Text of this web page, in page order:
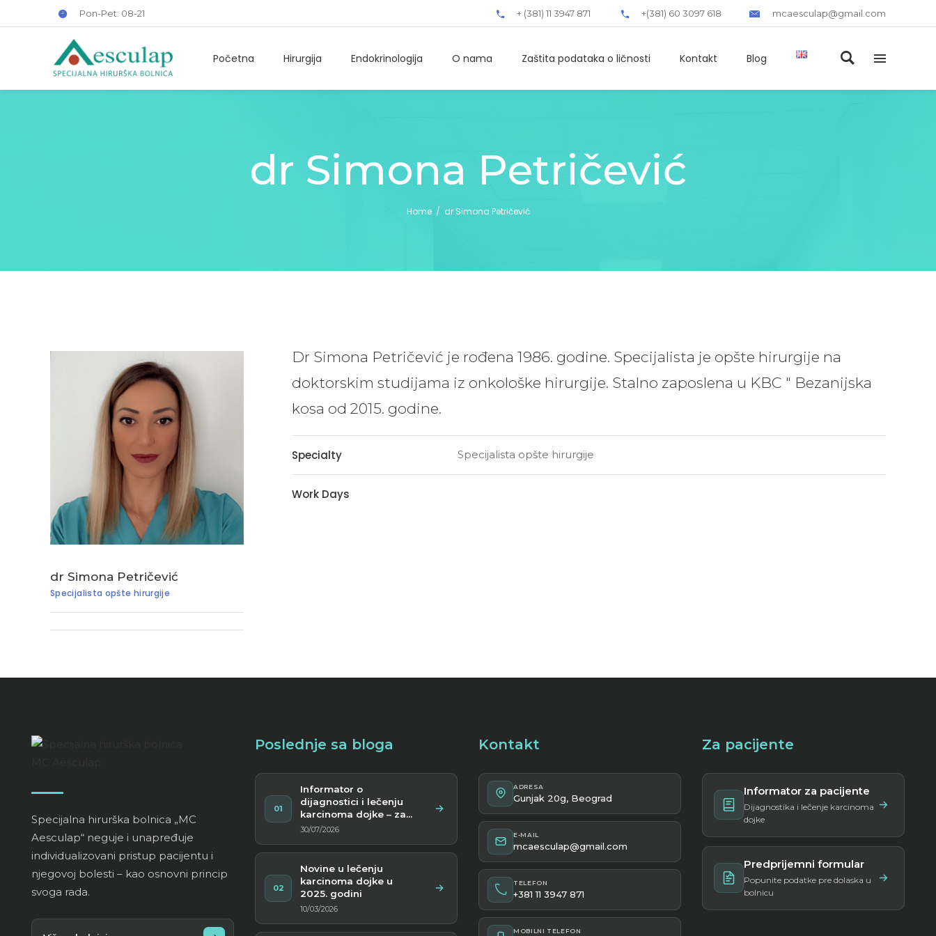
Pon-Pet: 08-21 + (381) 11 3947 871 +(381) 60 3097 618 mcaesculap@gmail.com
Početna Hirurgija Endokrinologija O nama Zaštita podataka o ličnosti Kontakt Blog
dr Simona Petričević
Home/ dr Simona Petričević
dr Simona Petričević
Specijalista opšte hirurgije
Dr Simona Petričević je rođena 1986. godine. Specijalista je opšte hirurgije na
doktorskim studijama iz onkološke hirurgije. Stalno zaposlena u KBC " Bezanijska
kosa od 2015. godine.
Specialty Specijalista opšte hirurgije
Work Days
Specijalna hirurška bolnica „MC
Aesculap“ neguje i unapređuje
individualizovani pristup pacijentu i
njegovoj bolesti – kao osnovni princip
svoga rada.
Poslednje sa bloga
01
Informator o
dijagnostici i lečenju
karcinoma dojke – za
pacijente
30/07/2026
02
Novine u lečenju
karcinoma dojke u
2025. godini
10/03/2026
Kontakt
ADRESA
Gunjak 20g, Beograd
E-MAIL
mcaesculap@gmail.com
TELEFON
+381 11 3947 871
MOBILNI TELEFON
Za pacijente
Informator za pacijente
Dijagnostika i lečenje karcinoma
dojke
Predprijemni formular
Popunite podatke pre dolaska u
bolnicu